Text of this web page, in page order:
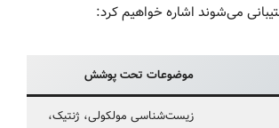
موضوعات تحت پوشش
زیست‌شناسی مولکولی، ژنتیک،